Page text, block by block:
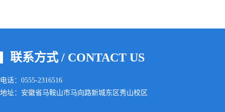
联系方式 / CONTACT US
电话：0555-2316516
地址：安徽省马鞍山市马向路新城东区秀山校区